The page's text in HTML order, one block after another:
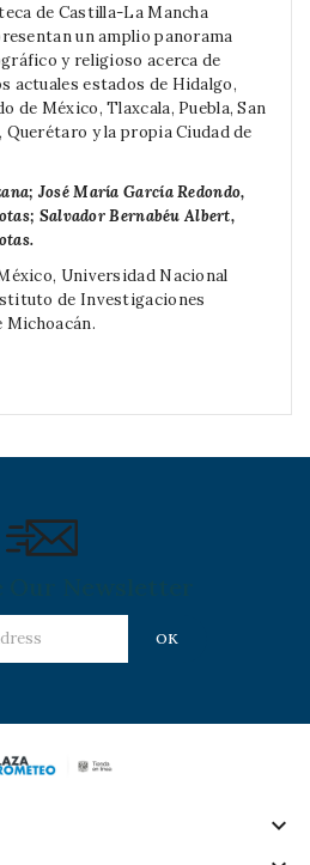
de Castilla-La Mancha
un amplio panorama
y religioso acerca de
actuales estados de Hidalgo,
de México, Tlaxcala, Puebla, San
y la propia Ciudad de
José María García Redondo,
Salvador Bernabéu Albert,
Universidad Nacional
de Investigaciones
Michoacán.
keyboard_arrow_down